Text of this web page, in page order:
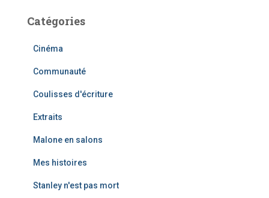
Catégories
Cinéma
Communauté
Coulisses d'écriture
Extraits
Malone en salons
Mes histoires
Stanley n'est pas mort